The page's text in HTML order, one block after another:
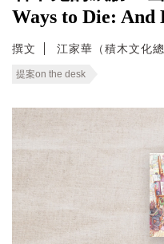
Ways to Die: And
撰文 江家華（積木文化總
提案on the desk